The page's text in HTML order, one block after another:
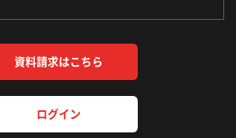
資料請求はこちら
ログイン